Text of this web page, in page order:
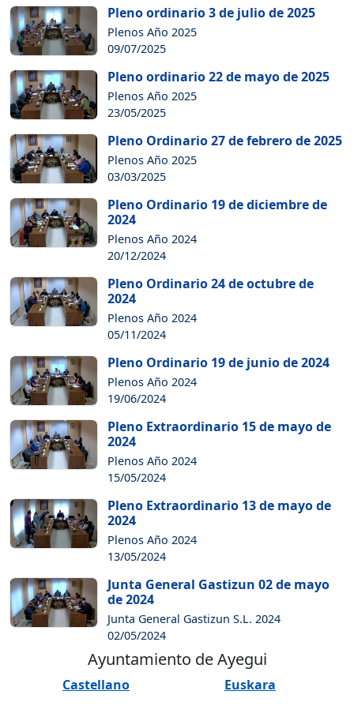
Pleno ordinario 3 de julio de 2025
Plenos Año 2025
09/07/2025
Pleno ordinario 22 de mayo de 2025
Plenos Año 2025
23/05/2025
Pleno Ordinario 27 de febrero de 2025
Plenos Año 2025
03/03/2025
Pleno Ordinario 19 de diciembre de
2024
Plenos Año 2024
20/12/2024
Pleno Ordinario 24 de octubre de
2024
Plenos Año 2024
05/11/2024
Pleno Ordinario 19 de junio de 2024
Plenos Año 2024
19/06/2024
Pleno Extraordinario 15 de mayo de
2024
Plenos Año 2024
15/05/2024
Pleno Extraordinario 13 de mayo de
2024
Plenos Año 2024
13/05/2024
Junta General Gastizun 02 de mayo
de 2024
Junta General Gastizun S.L. 2024
02/05/2024
Ayuntamiento de Ayegui
Castellano Euskara